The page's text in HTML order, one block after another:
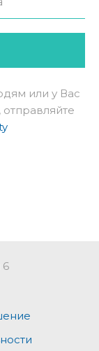
или у Вас
6